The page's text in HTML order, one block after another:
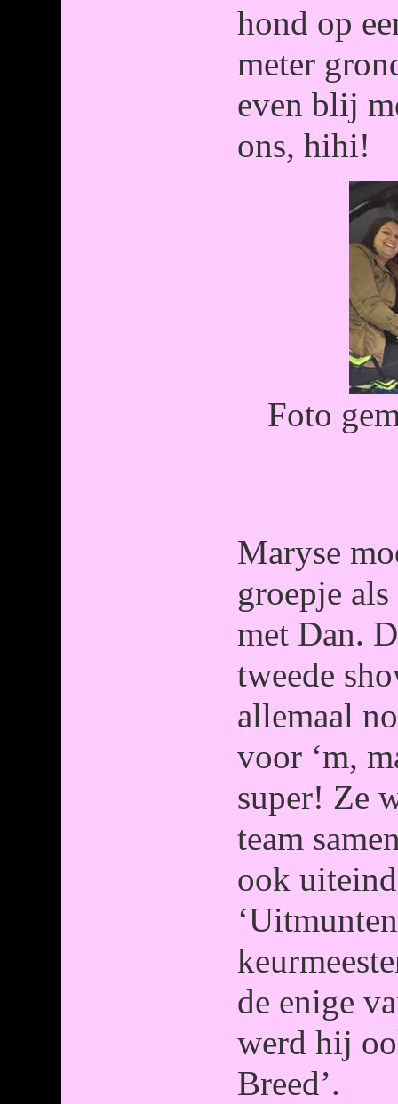
hond op
meter
even blij
ons, hihi!
Foto
Maryse
groepje
met Dan.
tweede
allemaal
voor ‘m,
super! Ze
team
ook
de enige
werd hij
Breed’.